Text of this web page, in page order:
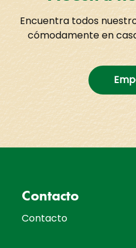
Encuentra todos
cómodamente en
Contacto
Contacto